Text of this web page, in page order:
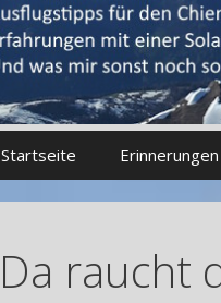
Startseite Erinnerungen
Da raucht